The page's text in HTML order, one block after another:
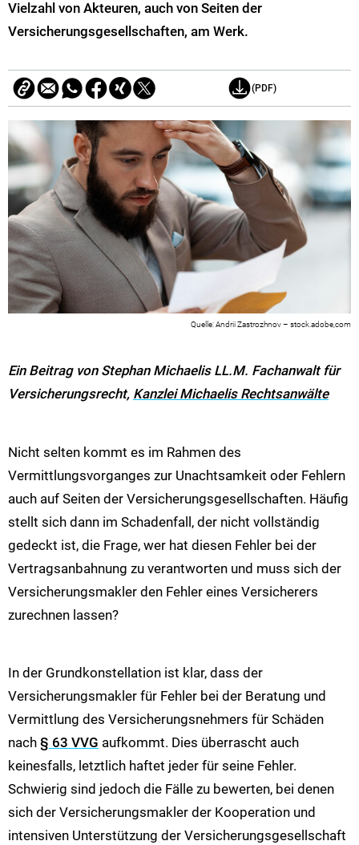
Vielzahl von Akteuren, auch von Seiten der
Versicherungsgesellschaften, am Werk.
(PDF)
Andrii Zastrozhnov – stock.adobe,com
Ein Beitrag von Stephan Michaelis LL.M. Fachanwalt für
Versicherungsrecht, Kanzlei Michaelis Rechtsanwälte
Nicht selten kommt es im Rahmen des
Vermittlungsvorganges zur Unachtsamkeit oder Fehlern
auch auf Seiten der Versicherungsgesellschaften. Häufig
stellt sich dann im Schadenfall, der nicht vollständig
gedeckt ist, die Frage, wer hat diesen Fehler bei der
Vertragsanbahnung zu verantworten und muss sich der
Versicherungsmakler den Fehler eines Versicherers
zurechnen lassen?
In der Grundkonstellation ist klar, dass der
Versicherungsmakler für Fehler bei der Beratung und
Vermittlung des Versicherungsnehmers für Schäden
nach § 63 VVG aufkommt. Dies überrascht auch
keinesfalls, letztlich haftet jeder für seine Fehler.
Schwierig sind jedoch die Fälle zu bewerten, bei denen
sich der Versicherungsmakler der Kooperation und
intensiven Unterstützung der Versicherungsgesellschaft